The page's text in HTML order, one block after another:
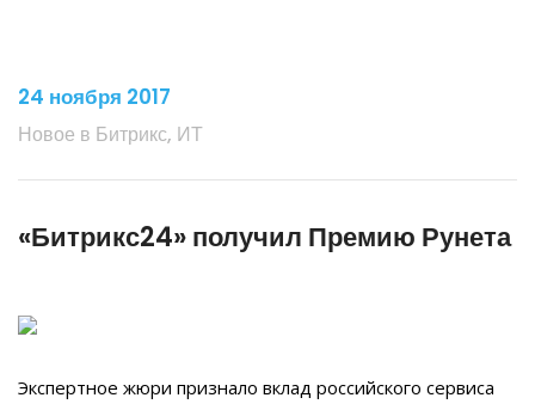
24 ноября 2017
Новое в Битрикс, ИТ
«Битрикс24» получил Премию Рунета
Экспертное жюри признало вклад российского сервиса